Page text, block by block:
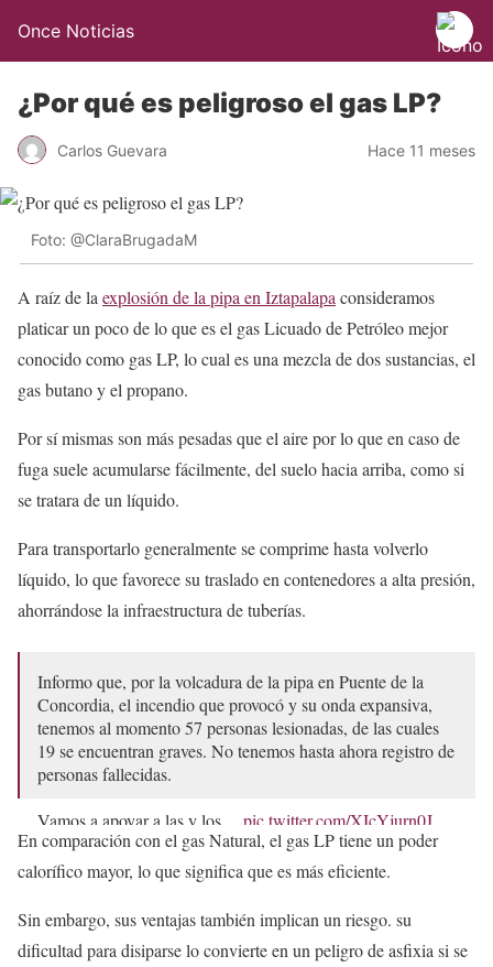
Once Noticias
¿Por qué es peligroso el gas LP?
Carlos Guevara Hace 11 meses
Foto: @ClaraBrugadaM
A raíz de la explosión de la pipa en Iztapalapa consideramos
platicar un poco de lo que es el gas Licuado de Petróleo mejor
conocido como gas LP, lo cual es una mezcla de dos sustancias, el
gas butano y el propano.
Por sí mismas son más pesadas que el aire por lo que en caso de
fuga suele acumularse fácilmente, del suelo hacia arriba, como si
se tratara de un líquido.
Para transportarlo generalmente se comprime hasta volverlo
líquido, lo que favorece su traslado en contenedores a alta presión,
ahorrándose la infraestructura de tuberías.
Informo que, por la volcadura de la pipa en Puente de la
Concordia, el incendio que provocó y su onda expansiva,
tenemos al momento 57 personas lesionadas, de las cuales
19 se encuentran graves. No tenemos hasta ahora registro de
personas fallecidas.
Vamos a apoyar a las y los… pic.twitter.com/XIcYjurn0J
— Clara Brugada Molina (@ClaraBrugadaM)
10, 2025
En comparación con el gas Natural, el gas LP tiene un poder
calorífico mayor, lo que significa que es más eficiente.
Sin embargo, sus ventajas también implican un riesgo. su
dificultad para disiparse lo convierte en un peligro de asfixia si se